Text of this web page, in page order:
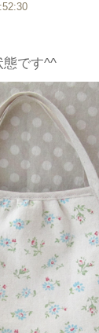
態です^^